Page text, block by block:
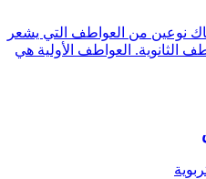
نوعين من العواطف التي يشعر
الثانوية. العواطف الأولية هي